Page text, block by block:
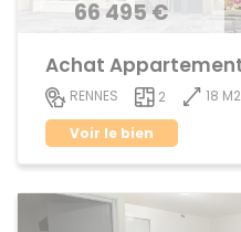
66 495 €
RENNES 2
18 M2
Voir le bien